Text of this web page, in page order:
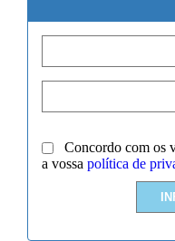
Concordo com os
a vossa política de